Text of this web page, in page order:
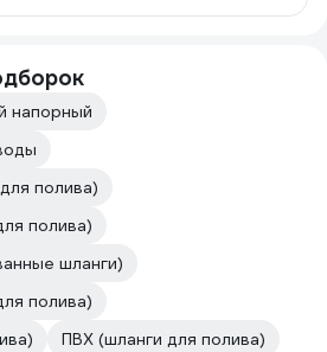
напорный
полива)
полива)
шланги)
полива)
ПВХ (шланги для полива)